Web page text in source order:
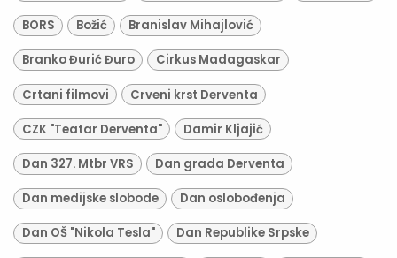
BORS Božić Branislav Mihajlović
Branko Đurić Đuro Cirkus Madagaskar
Crtani filmovi Crveni krst Derventa
CZK "Teatar Derventa" Damir Kljajić
Dan 327. Mtbr VRS Dan grada Derventa
Dan medijske slobode Dan oslobođenja
Dan OŠ "Nikola Tesla" Dan Republike Srpske